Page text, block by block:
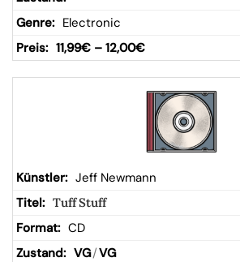
Electronic
11,99€ – 12,00€
Jeff Newmann
Tuff Stuff
CD
VG/VG